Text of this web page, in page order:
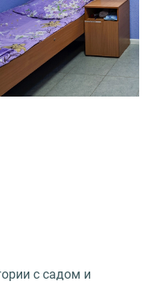
с садом и